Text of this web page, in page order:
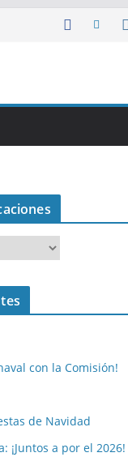
con la Comisión!
de Navidad
¡Juntos a por el 2026!